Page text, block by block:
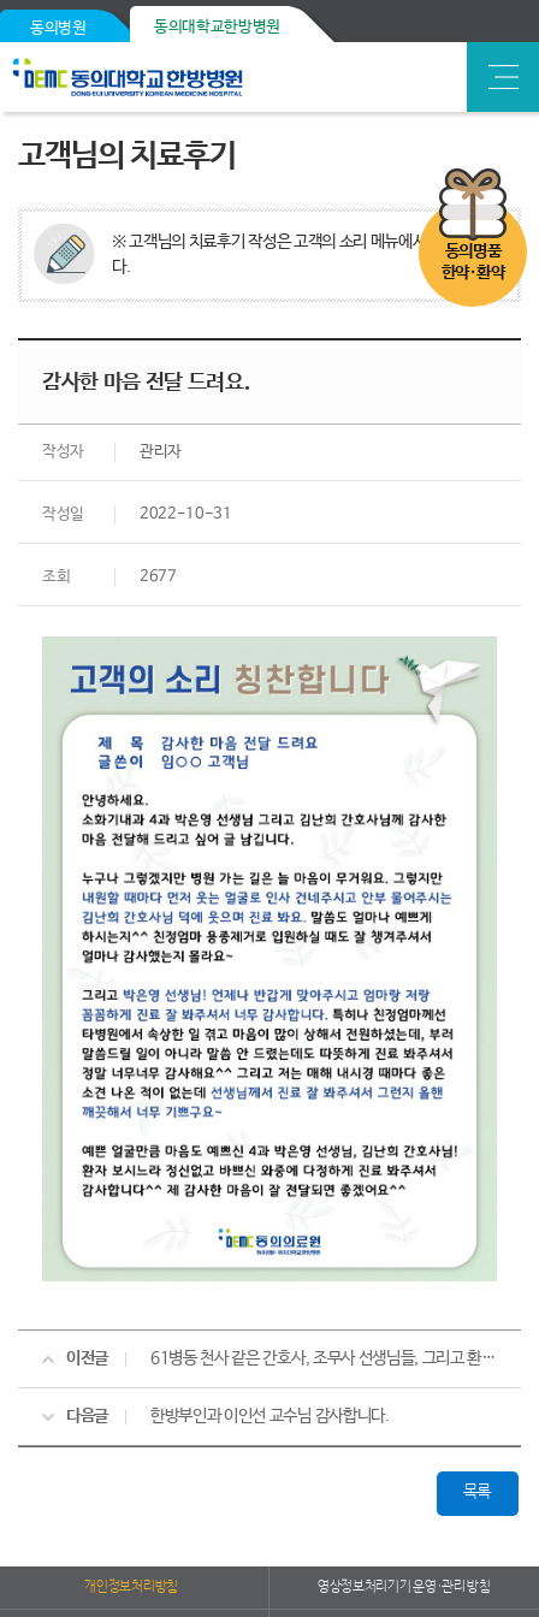
동의병원 동의대학교한방병원
동의명품
한약·환약
고객님의 치료후기
※ 고객님의 치료후기 작성은 고객의 소리 메뉴에서 가능합니
다.
감사한 마음 전달 드려요.
작성자 관리자
작성일 2022-10-31
조회 2677
이전글 61병동 천사 같은 간호사, 조무사 선생님들, 그리고 환자식을 만들어주시는 조리팀 여사님들과 영양사님들께 감사드립니다.
다음글 한방부인과 이인선 교수님 감사합니다.
목록
개인정보처리방침 영상정보처리기기 운영·관리 방침